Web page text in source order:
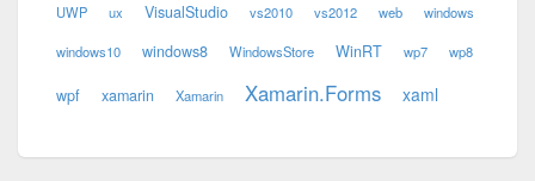
UWP ux VisualStudio vs2010 vs2012 web windows
windows10 windows8 WindowsStore WinRT wp7 wp8
wpf xamarin Xamarin Xamarin.Forms xaml